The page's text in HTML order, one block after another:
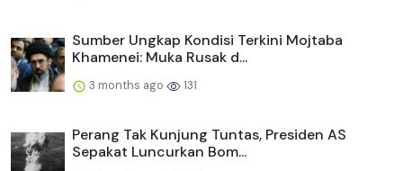
Sumber Ungkap Kondisi Terkini Mojtaba
Khamenei: Muka Rusak d...
3 months ago 131
Perang Tak Kunjung Tuntas, Presiden AS
Sepakat Luncurkan Bom...